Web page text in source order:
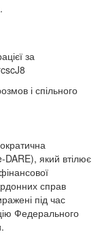
за
і спільного
DARE), який втілює
справ
під час
Федерального